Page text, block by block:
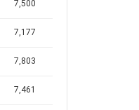
7,500
7,177
7,803
7,461